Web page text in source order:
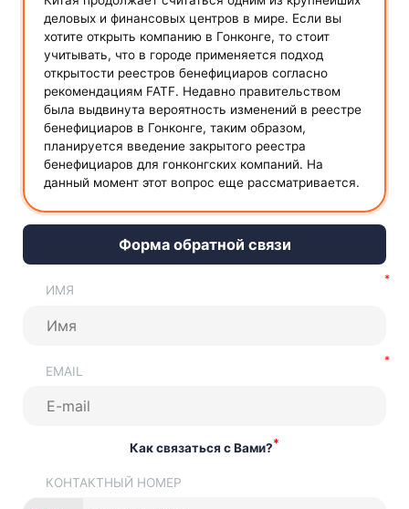
деловых и финансовых центров в мире. Если вы
хотите открыть компанию в Гонконге, то стоит
учитывать, что в городе применяется подход
открытости реестров бенефициаров согласно
рекомендациям FATF. Недавно правительством
была выдвинута вероятность изменений в реестре
бенефициаров в Гонконге, таким образом,
планируется введение закрытого реестра
бенефициаров для гонконгских компаний. На
данный момент этот вопрос еще рассматривается.
Форма обратной связи
ИМЯ
EMAIL
Как связаться с Вами?*
КОНТАКТНЫЙ НОМЕР